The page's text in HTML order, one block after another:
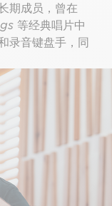
期成员，曾在
等经典唱片中
录音键盘手，同